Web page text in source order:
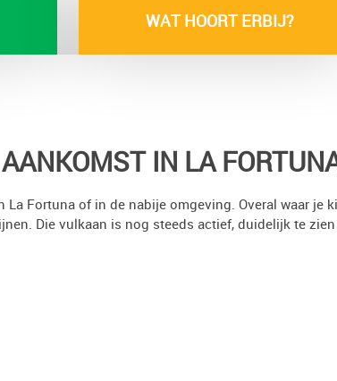
WAT HOORT ERBIJ?
AANKOMST IN LA
La Fortuna of in de nabije omgeving. Overal waar je
Die vulkaan is nog steeds actief, duidelijk te